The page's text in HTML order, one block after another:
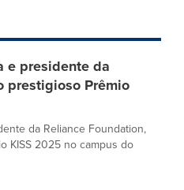
e presidente da
prestigioso Prêmio
da Reliance Foundation,
KISS 2025 no campus do